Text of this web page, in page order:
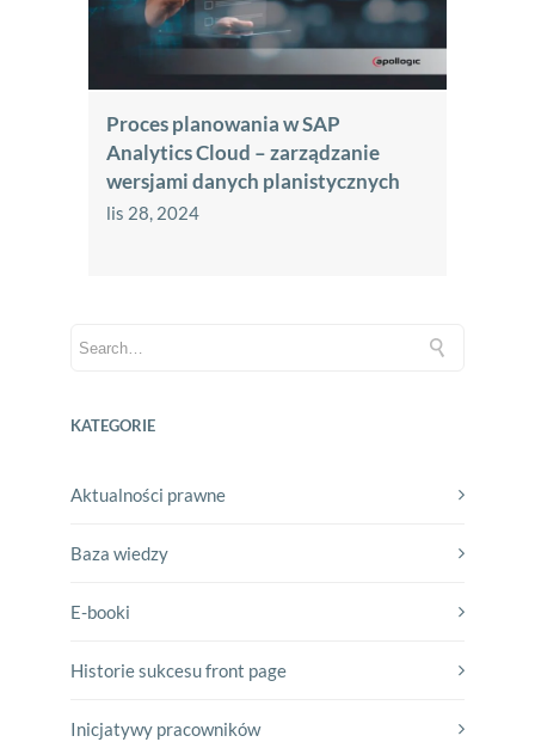
Proces planowania w SAP
Analytics Cloud – zarządzanie
wersjami danych planistycznych
lis 28, 2024
KATEGORIE
Aktualności prawne
Baza wiedzy
E-booki
Historie sukcesu front page
Inicjatywy pracowników